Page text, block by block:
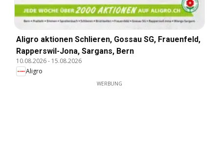
Aligro aktionen Schlieren, Gossau SG, Frauenfeld,
Rapperswil-Jona, Sargans, Bern
10.08.2026- 15.08.2026
Aligro
WERBUNG